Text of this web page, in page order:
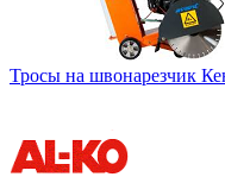
Тросы на швонарезчик